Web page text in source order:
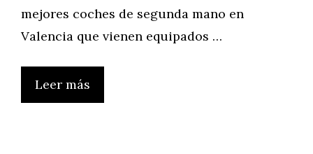
mejores coches de segunda mano en
Valencia que vienen equipados …
Leer más